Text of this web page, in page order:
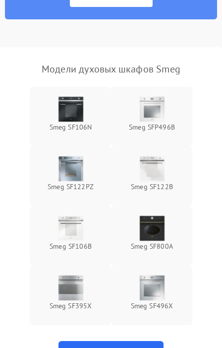
Модели духовых шкафов Smeg
Smeg SF106N Smeg SFP496B
Smeg SF122PZ Smeg SF122B
Smeg SF106B Smeg SF800A
Smeg SF395X Smeg SF496X